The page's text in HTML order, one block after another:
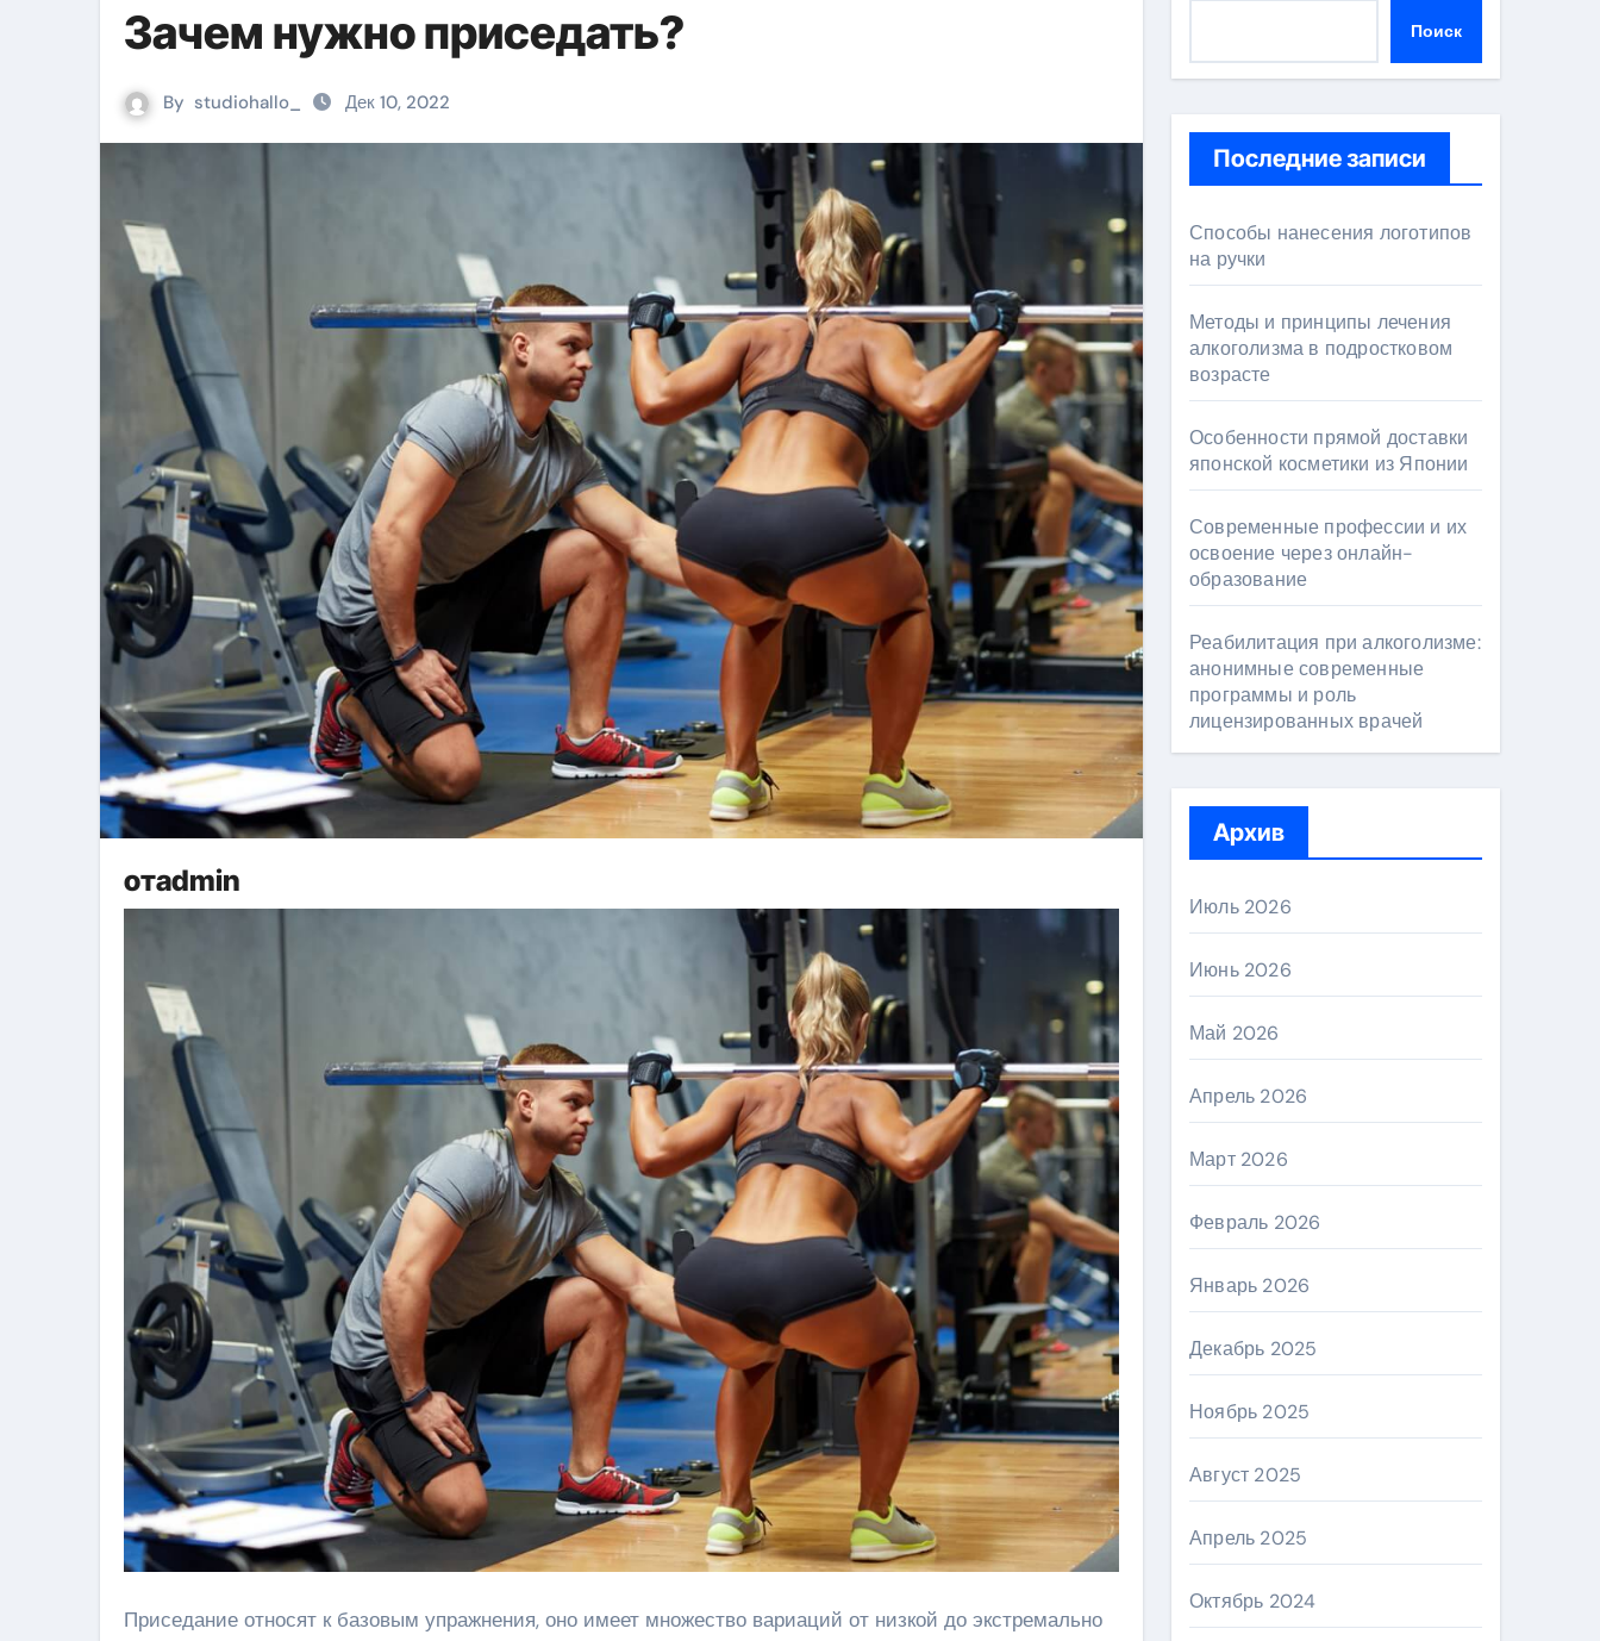
Зачем нужно приседать?
By studiohallo_ Дек 10, 2022
отadmin
Приседание относят к базовым упражнения, оно имеет множество вариаций от низкой до экстремально
Поиск
Последние записи
Способы нанесения логотипов
на ручки
Методы и принципы лечения
алкоголизма в подростковом
возрасте
Особенности прямой доставки
японской косметики из Японии
Современные профессии и их
освоение через онлайн-
образование
Реабилитация при алкоголизме:
анонимные современные
программы и роль
лицензированных врачей
Архив
Июль 2026
Июнь 2026
Май 2026
Апрель 2026
Март 2026
Февраль 2026
Январь 2026
Декабрь 2025
Ноябрь 2025
Август 2025
Апрель 2025
Октябрь 2024